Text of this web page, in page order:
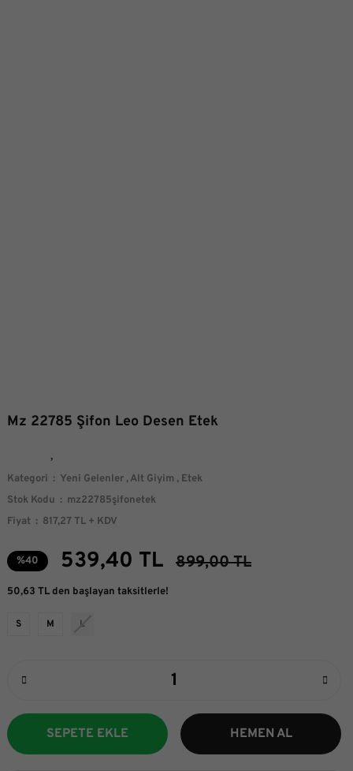
Mz 22785 Şifon Leo Desen Etek
Kategori Yeni Gelenler ,Alt Giyim , Etek
Stok Kodu
mz22785şifonetek
Fiyat
817,27 TL + KDV
%40 539,40 TL 899,00 TL
50,63 TL den başlayan taksitlerle!
S M L
SEPETE EKLE HEMEN AL